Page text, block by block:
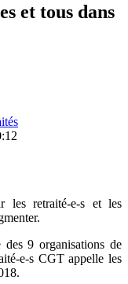
et tous dans
les retraité-e-s et les
9 organisations de
e-s CGT appelle les